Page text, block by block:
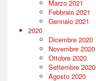
Marzo 2021
Febbraio 2021
Gennaio 2021
2020
Dicembre 2020
Novembre 2020
Ottobre 2020
Settembre 2020
Agosto 2020